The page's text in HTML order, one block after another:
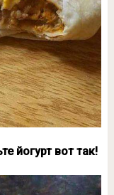
йогурт вот так!